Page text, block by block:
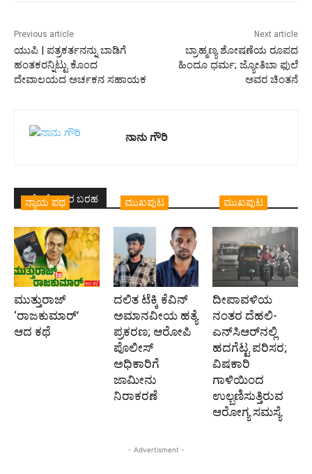
Previous article
ಯುಪಿ | ಪತ್ರಕರ್ತನನ್ನು ಬಾಡಿಗೆ
ಹಂತಕರನ್ನಿಟ್ಟು ಕೊಂದ
ದೇವಾಲಯದ ಅರ್ಚಕನ ಸಹಾಯಕ
Next article
ಬ್ರಾಹ್ಮಣ್ಯ ಶೋಷಣೆಯ ರೂಪದ
ಹಿಂದೂ ಧರ್ಮ; ಜ್ಯೋತಿಬಾ ಫುಲೆ
ಅವರ ಚಿಂತನೆ
ನಾನು ಗೌರಿ
ಇದೇ ಲೇಖಕರ ಬರಹ
ನ್ಯಾಯ ಪಥ
ಮುತ್ತುರಾಜ್
‘ರಾಜಕುಮಾರ್‍’
ಆದ ಕಥೆ
ಮುಖಪುಟ
ದಲಿತ ಟೆಕ್ಕಿ ಕೆವಿನ್
ಅಮಾನವೀಯ ಹತ್ಯೆ
ಪ್ರಕರಣ; ಆರೋಪಿ
ಪೊಲೀಸ್‌
ಅಧಿಕಾರಿಗೆ
ಜಾಮೀನು
ನಿರಾಕರಣೆ
ಮುಖಪುಟ
ದೀಪಾವಳಿಯ
ನಂತರ ದೆಹಲಿ-
ಎನ್‌ಸಿಆರ್‌ನಲ್ಲಿ
ಹದಗೆಟ್ಟ ಪರಿಸರ;
ವಿಷಕಾರಿ
ಗಾಳಿಯಿಂದ
ಉಲ್ಬಣಿಸುತ್ತಿರುವ
ಆರೋಗ್ಯ ಸಮಸ್ಯೆ
- Advertisment -